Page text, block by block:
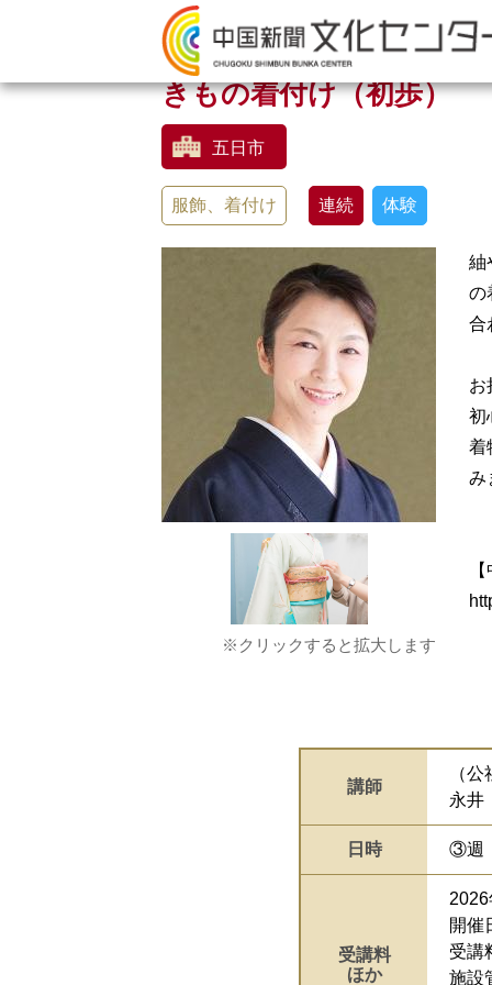
きもの着付け（初歩）
五日市
服飾、着付け 連続 体験
※クリックすると拡大します
紬
の
合
お
初
着
み
講師
（
永
日時 ③週
受講料
ほか
開催
受講
施設